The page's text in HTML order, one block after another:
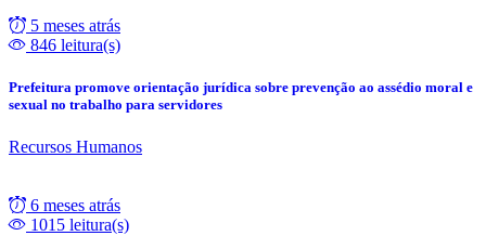
5 meses atrás
846 leitura(s)
Prefeitura promove orientação jurídica sobre prevenção ao assédio moral e
sexual no trabalho para servidores
Recursos Humanos
6 meses atrás
1015 leitura(s)